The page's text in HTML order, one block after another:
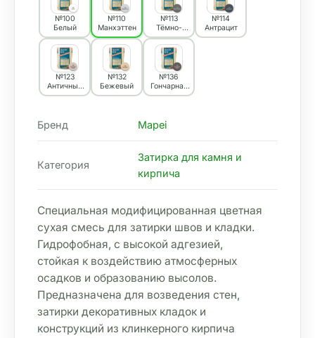
№100
Белый
№110
Манхэттен
№113
Тёмно-
серый
№114
Антрацит
№123
Античный
белый
№132
Бежевый
№136
Гончарная
глина
Бренд Mapei
Категория
Затирка для камня и
кирпича
Специальная модифицированная цветная
сухая смесь для затирки швов и кладки.
Гидрофобная, с высокой адгезией,
стойкая к воздействию атмосферных
осадков и образованию высолов.
Предназначена для возведения стен,
затирки декоративных кладок и
конструкций из клинкерного кирпича